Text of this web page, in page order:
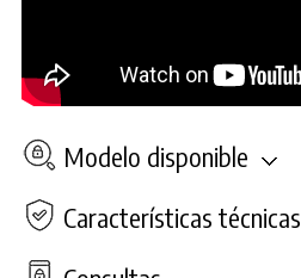
Modelo disponible
Características técnicas